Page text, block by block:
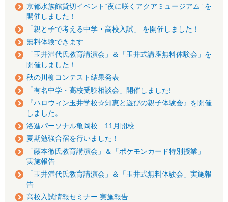
京都水族館貸切イベント“夜に咲くアクアミュージアム” を
開催しました！
「親と子で考える中学・高校入試」 を開催しました！
無料体験できます
「玉井満代氏教育講演会」＆「玉井式講座無料体験会」を
開催しました！
秋の川柳コンテスト結果発表
「有名中学・高校受験相談会」開催しました!
『ハロウィン玉井学校☆知恵と遊びの親子体験会』を開催
しました。
洛進パーソナル亀岡校 11月開校
夏期勉強合宿を行いました！
「藤本徹氏教育講演会」＆「ポケモンカード特別授業」
実施報告
「玉井満代氏教育講演会」＆「玉井式無料体験会」実施報
告
高校入試情報セミナー 実施報告